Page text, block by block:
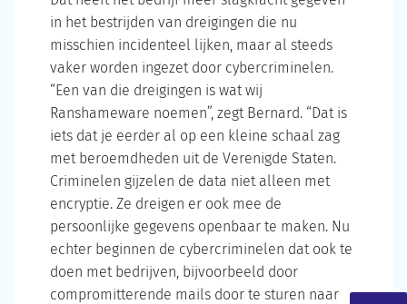
in het bestrijden van dreigingen die nu
misschien incidenteel lijken, maar al steeds
vaker worden ingezet door cybercriminelen.
“Een van die dreigingen is wat wij
Ranshameware noemen”, zegt Bernard. “Dat is
iets dat je eerder al op een kleine schaal zag
met beroemdheden uit de Verenigde Staten.
Criminelen gijzelen de data niet alleen met
encryptie. Ze dreigen er ook mee de
persoonlijke gegevens openbaar te maken. Nu
echter beginnen de cybercriminelen dat ook te
doen met bedrijven, bijvoorbeeld door
compromitterende mails door te sturen naar